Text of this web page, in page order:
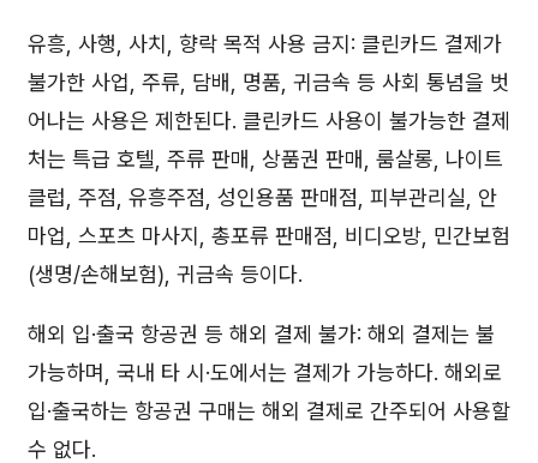
유흥, 사행, 사치, 향락 목적 사용 금지: 클린카드 결제가
불가한 사업, 주류, 담배, 명품, 귀금속 등 사회 통념을 벗
어나는 사용은 제한된다. 클린카드 사용이 불가능한 결제
처는 특급 호텔, 주류 판매, 상품권 판매, 룸살롱, 나이트
클럽, 주점, 유흥주점, 성인용품 판매점, 피부관리실, 안
마업, 스포츠 마사지, 총포류 판매점, 비디오방, 민간보험
(생명/손해보험), 귀금속 등이다.
해외 입·출국 항공권 등 해외 결제 불가: 해외 결제는 불
가능하며, 국내 타 시·도에서는 결제가 가능하다. 해외로
입·출국하는 항공권 구매는 해외 결제로 간주되어 사용할
수 없다.